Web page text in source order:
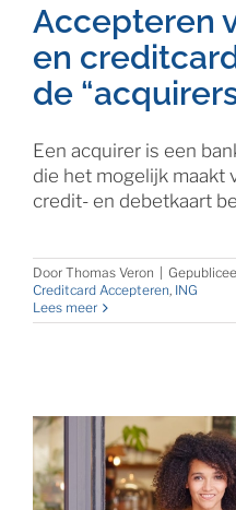
Accepteren
en
de
Een acquirer is een
die het mogelijk maakt
credit- en debetkaart
Door Thomas Veron
Creditcard Accepteren, ING
Lees meer